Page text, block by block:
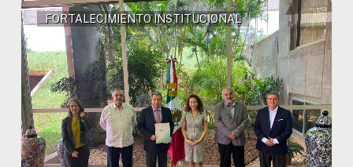
Cooperación
para
la
Amazonía
fue
tema
de
encuentro
con
el
FORTALECIMIENTO INSTITUCIONAL